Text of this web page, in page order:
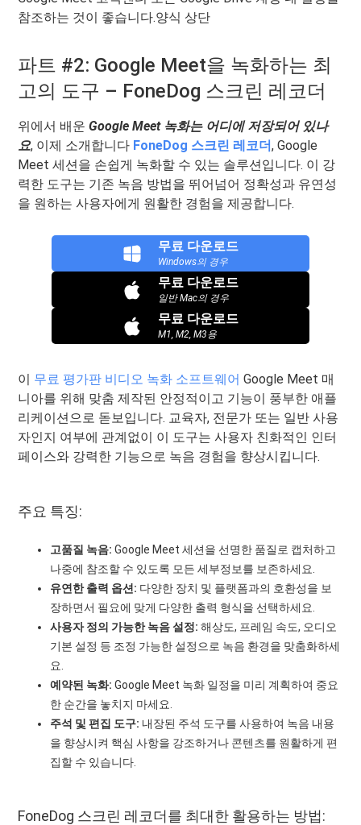
참조하는 것이 좋습니다.양식 상단
파트 #2: Google Meet을 녹화하는 최
고의 도구 – FoneDog 스크린 레코더
위에서 배운Google Meet 녹화는 어디에 저장되어 있나
요, 이제 소개합니다 FoneDog 스크린 레코더, Google
Meet 세션을 손쉽게 녹화할 수 있는 솔루션입니다. 이 강
력한 도구는 기존 녹음 방법을 뛰어넘어 정확성과 유연성
을 원하는 사용자에게 원활한 경험을 제공합니다.
무료 다운로드
Windows의 경우
무료 다운로드
일반 Mac의 경우
무료 다운로드
M1, M2, M3용
이 무료 평가판 비디오 녹화 소프트웨어 Google Meet 매
니아를 위해 맞춤 제작된 안정적이고 기능이 풍부한 애플
리케이션으로 돋보입니다. 교육자, 전문가 또는 일반 사용
자인지 여부에 관계없이 이 도구는 사용자 친화적인 인터
페이스와 강력한 기능으로 녹음 경험을 향상시킵니다.
주요 특징:
고품질 녹음: Google Meet 세션을 선명한 품질로 캡처하고
나중에 참조할 수 있도록 모든 세부정보를 보존하세요.
유연한 출력 옵션: 다양한 장치 및 플랫폼과의 호환성을 보
장하면서 필요에 맞게 다양한 출력 형식을 선택하세요.
사용자 정의 가능한 녹음 설정: 해상도, 프레임 속도, 오디오
기본 설정 등 조정 가능한 설정으로 녹음 환경을 맞춤화하세
요.
예약된 녹화: Google Meet 녹화 일정을 미리 계획하여 중요
한 순간을 놓치지 마세요.
주석 및 편집 도구: 내장된 주석 도구를 사용하여 녹음 내용
을 향상시켜 핵심 사항을 강조하거나 콘텐츠를 원활하게 편
집할 수 있습니다.
FoneDog 스크린 레코더를 최대한 활용하는 방법: